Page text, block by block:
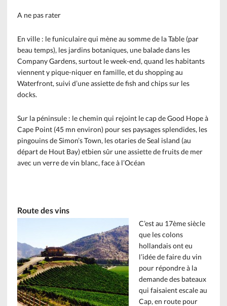
A ne pas rater
En ville : le funiculaire qui mène au somme de la Table (par
beau temps), les jardins botaniques, une balade dans les
Company Gardens, surtout le week-end, quand les habitants
viennent y pique-niquer en famille, et du shopping au
Waterfront, suivi d’une assiette de fish and chips sur les
docks.
Sur la péninsule : le chemin qui rejoint le cap de Good Hope à
Cape Point (45 mn environ) pour ses paysages splendides, les
pingouins de Simon’s Town, les otaries de Seal island (au
départ de Hout Bay) etbien sûr une assiette de fruits de mer
avec un verre de vin blanc, face à l’Océan
Route des vins
C’est au 17ème siècle
que les colons
hollandais ont eu
l’idée de faire du vin
pour répondre à la
demande des bateaux
qui faisaient escale au
Cap, en route pour